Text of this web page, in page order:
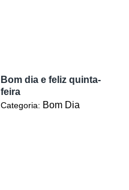
Bom dia e feliz quinta-
feira
Categoria: Bom Dia